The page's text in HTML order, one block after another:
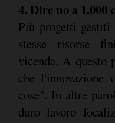
4. Dire no a 1.000
Più progetti gestiti
stesse risorse
vicenda. A questo
che l'innovazione
cose". In altre
duro lavoro